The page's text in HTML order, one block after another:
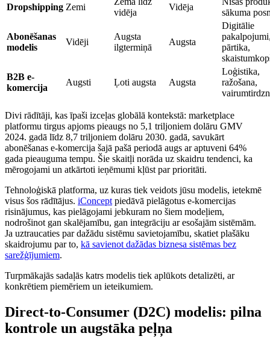
Dropshipping Zemi
vidēja
Vidēja
sākuma
Abonēšanas
modelis
Vidēji
Augsta
ilgtermiņā
Augsta
Digitālie
pārtika,
B2B e-
komercija
Augsti Ļoti augsta Augsta
Loģistika,
ražošana,
Divi rādītāji, kas īpaši izceļas globālā kontekstā: marketplace
platformu tirgus apjoms pieaugs no 5,1 triljoniem dolāru GMV
2024. gadā līdz 8,7 triljoniem dolāru 2030. gadā, savukārt
abonēšanas e-komercija šajā pašā periodā augs ar aptuveni 64%
gada pieauguma tempu. Šie skaitļi norāda uz skaidru tendenci, ka
mērogojami un atkārtoti ieņēmumi kļūst par prioritāti.
Tehnoloģiskā platforma, uz kuras tiek veidots jūsu modelis, ietekmē
visus šos rādītājus. iConceptpiedāvā pielāgotus e-komercijas
risinājumus, kas pielāgojami jebkuram no šiem modeļiem,
nodrošinot gan skalējamību, gan integrāciju ar esošajām sistēmām.
Ja uztraucaties par dažādu sistēmu savietojamību, skatiet plašāku
skaidrojumu par to, kā savienot dažādas biznesa sistēmas bez
sarežģījumiem.
Turpmākajās sadaļās katrs modelis tiek aplūkots detalizēti, ar
konkrētiem piemēriem un ieteikumiem.
Direct-to-Consumer (D2C) modelis: pilna
kontrole un augstāka peļņa